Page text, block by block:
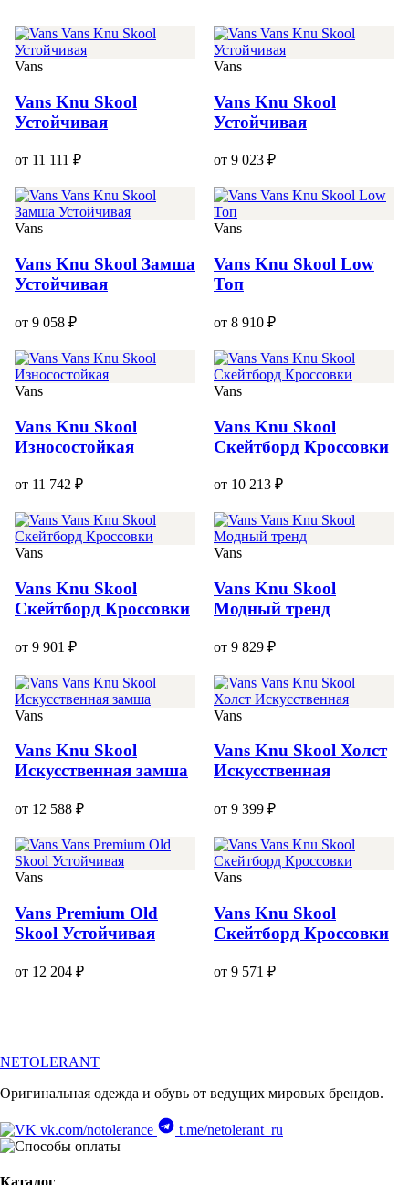
Vans
Vans Knu Skool
Устойчивая
от 11 111 ₽
Vans
Vans Knu Skool
Устойчивая
от 9 023 ₽
Vans
Vans Knu Skool Замша
Устойчивая
от 9 058 ₽
Vans
Vans Knu Skool Low
Топ
от 8 910 ₽
Vans
Vans Knu Skool
Износостойкая
от 11 742 ₽
Vans
Vans Knu Skool
Скейтборд Кроссовки
от 10 213 ₽
Vans
Vans Knu Skool
Скейтборд Кроссовки
от 9 901 ₽
Vans
Vans Knu Skool
Модный тренд
от 9 829 ₽
Vans
Vans Knu Skool
Искусственная замша
от 12 588 ₽
Vans
Vans Knu Skool Холст
Искусственная
от 9 399 ₽
Vans
Vans Premium Old
Skool Устойчивая
от 12 204 ₽
Vans
Vans Knu Skool
Скейтборд Кроссовки
от 9 571 ₽
NETOLERANT
Оригинальная одежда и обувь от ведущих мировых брендов.
vk.com/notolerance t.me/netolerant_ru
Каталог